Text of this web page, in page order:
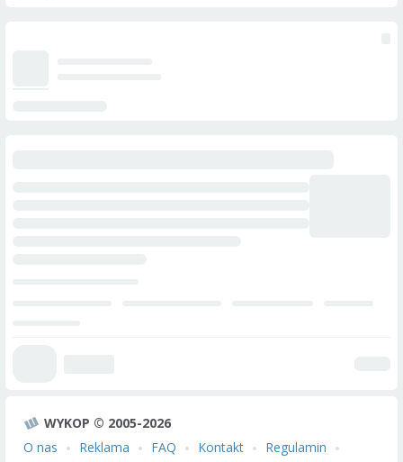
WYKOP © 2005-2026
O nas
Reklama FAQ Kontakt
Regulamin